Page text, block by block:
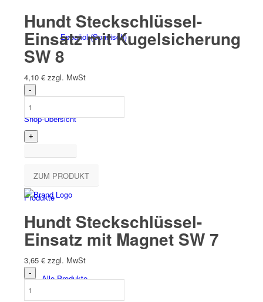
Español(Spanisch)
Shop-Übersicht
Produkte
Alle Produkte
Hundt Steckschlüssel-
Einsatz mit Kugelsicherung
SW 8
4,10 € zzgl. MwSt
ZUM PRODUKT
Hundt Steckschlüssel-
Einsatz mit Magnet SW 7
3,65 € zzgl. MwSt